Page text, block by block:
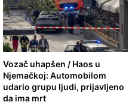
Vozač uhapšen / Haos u
Njemačkoj: Automobilom
udario grupu ljudi, prijavljeno
da ima mrt